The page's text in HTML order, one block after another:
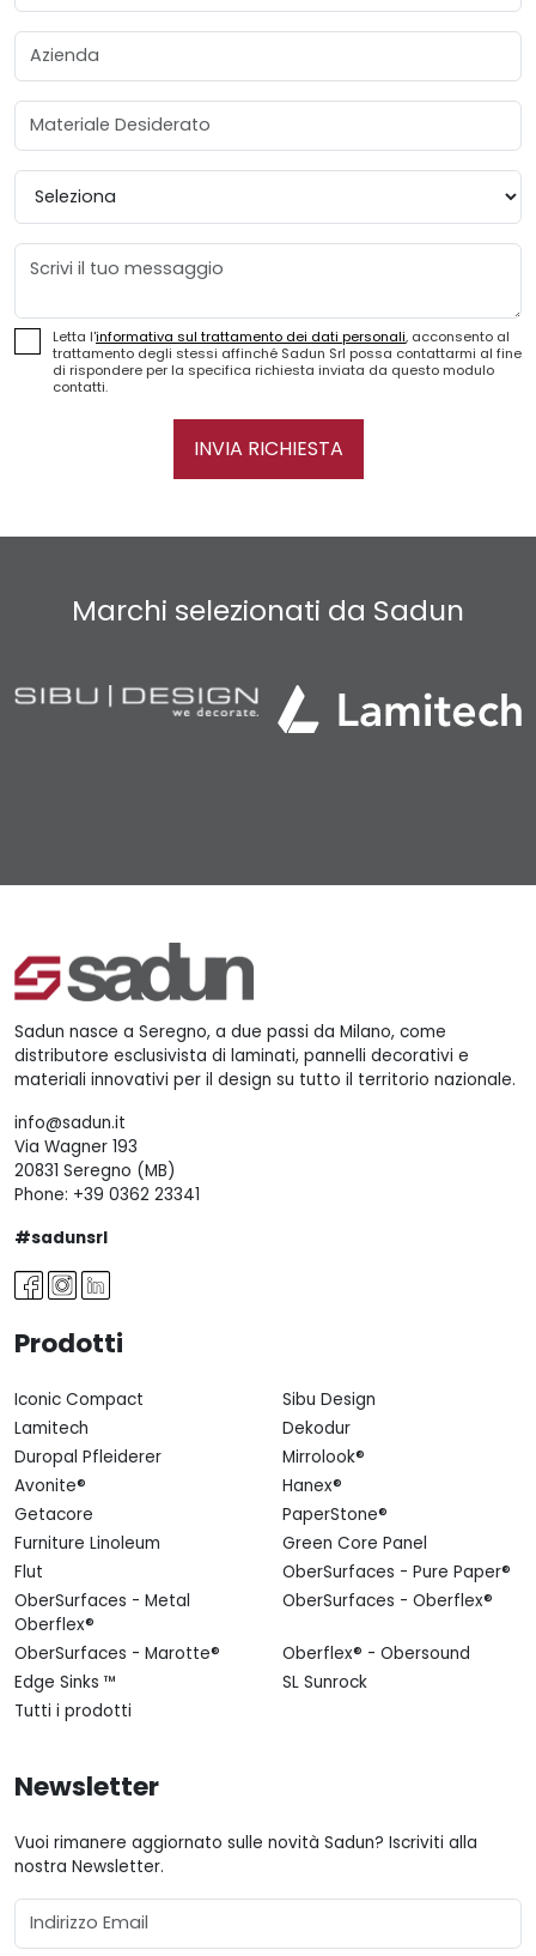
Azienda
Materiale Desiderato
Provincia
Messaggio
Letta l'informativa sul trattamento dei dati personali, acconsento al
trattamento degli stessi affinché Sadun Srl possa contattarmi al fine
di rispondere per la specifica richiesta inviata da questo modulo
contatti.
INVIA RICHIESTA
Marchi selezionati da Sadun
Sadun nasce a Seregno, a due passi da Milano, come
distributore esclusivista di laminati, pannelli decorativi e
materiali innovativi per il design su tutto il territorio nazionale.
info@sadun.it
Via Wagner 193
20831 Seregno (MB)
Phone: +39 0362 23341
#sadunsrl
Prodotti
Iconic Compact
Sibu Design
Lamitech
Dekodur
Duropal Pfleiderer
Mirrolook®
Avonite®
Hanex®
Getacore
PaperStone®
Furniture Linoleum
Green Core Panel
Flut
OberSurfaces - Pure Paper®
OberSurfaces - Metal
Oberflex®
OberSurfaces - Oberflex®
OberSurfaces - Marotte®
Oberflex® - Obersound
Edge Sinks ™
SL Sunrock
Tutti i prodotti
Newsletter
Vuoi rimanere aggiornato sulle novità Sadun? Iscriviti alla
nostra Newsletter.
Email